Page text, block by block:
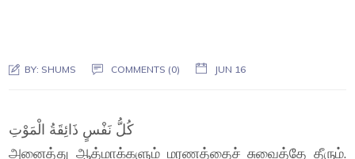
BY: SHUMS COMMENTS (0) JUN 16
كُلُّ نَفْسٍ ذَائِقَةُ الْمَوْتِ
அனைத்து ஆத்மாக்களும் மரணத்தைச் சுவைத்தே தீரும்.